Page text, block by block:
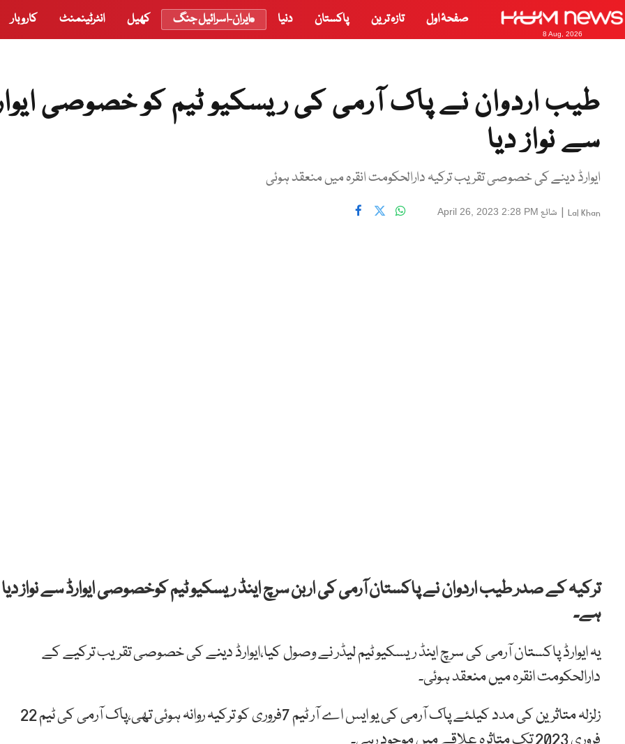
8 Aug, 2026
صفحۂ اول تازہ ترین پاکستان دنیا ایران-اسرائیل جنگ کھیل انٹرٹینمنٹ کاروبار
طیب اردوان نے پاک آرمی کی ریسکیو ٹیم کو خصوصی
سے نواز دیا
ایوارڈ دینے کی خصوصی تقریب ترکیہ دارالحکومت انقرہ میں منعقد ہوئی
Lal Khan
| شائع April 26, 2023 2:28 PM
ترکیہ کے صدر طیب اردوان نے پاکستان آرمی کی اربن سرچ اینڈ ریسکیو ٹیم کوخصوصی ایوارڈ سے نواز دیا
ہے۔
یہ ایوارڈ پاکستان آرمی کی سرچ اینڈ ریسکیو ٹیم لیڈر نے وصول کیا،ایوارڈ دینے کی خصوصی تقریب ترکیے کے
دارالحکومت انقرہ میں منعقد ہوئی۔
زلزلہ متاثرین کی مدد کیلئے پاک آرمی کی یو ایس اے آر ٹیم 7فروری کو ترکیہ روانہ ہوئی تھی،پاک آرمی کی ٹیم 22